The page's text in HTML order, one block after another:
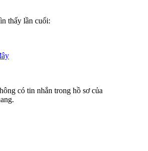
thấy lần cuối:
có tin nhắn trong hồ sơ của